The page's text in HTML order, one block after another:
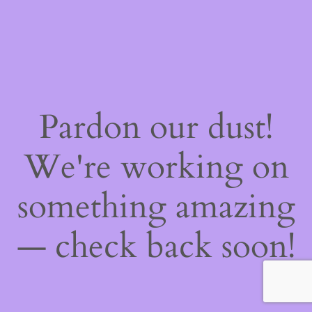
Pardon our dust!
We're working on
something amazing
— check back soon!